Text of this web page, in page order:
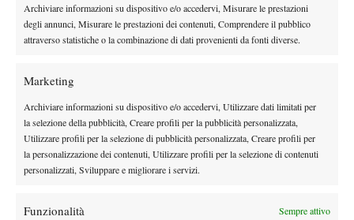
Archiviare informazioni su dispositivo e/o accedervi, Misurare le prestazioni
degli annunci, Misurare le prestazioni dei contenuti, Comprendere il pubblico
attraverso statistiche o la combinazione di dati provenienti da fonti diverse.
Marketing
Archiviare informazioni su dispositivo e/o accedervi, Utilizzare dati limitati per
la selezione della pubblicità, Creare profili per la pubblicità personalizzata,
Utilizzare profili per la selezione di pubblicità personalizzata, Creare profili per
la personalizzazione dei contenuti, Utilizzare profili per la selezione di contenuti
personalizzati, Sviluppare e migliorare i servizi.
Funzionalità Sempre attivo
Masters 1000 Montreal 2026: Darderi
rimonta Shang e vola agli ottavi
Masters 1000 Montreal 2026: medical time
out per Shang contro Darderi
Wta